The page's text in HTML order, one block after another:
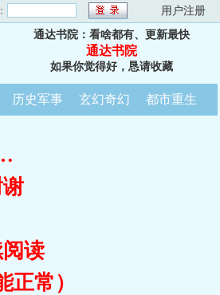
用户注册
通达书院：看啥都有、更新最快
通达书院
如果你觉得好，恳请收藏
历史军事 玄幻奇幻 都市重生
读
常）